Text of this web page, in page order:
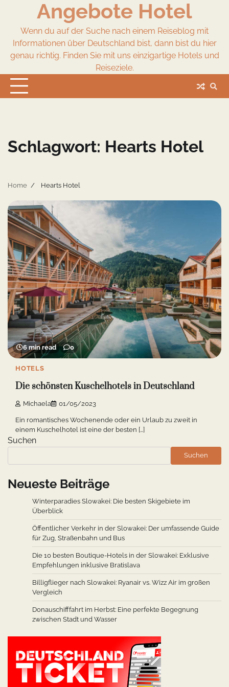
content
Angebote Hotel
Wenn du auf der Suche nach einem Reiseblog mit
Informationen über Deutschland bist, dann bist du hier
genau richtig. Finden Sie mit uns einzigartige Hotels und
Reiseziele.
Schlagwort: Hearts Hotel
Home Hearts Hotel
6 min read 0
HOTELS
Die schönsten Kuschelhotels in Deutschland
Michaela 01/05/2023
Ein romantisches Wochenende oder ein Urlaub zu zweit in
einem Kuschelhotel ist eine der besten […]
Suchen
Suchen
Neueste Beiträge
Winterparadies Slowakei: Die besten Skigebiete im
Überblick
Öffentlicher Verkehr in der Slowakei: Der umfassende Guide
für Zug, Straßenbahn und Bus
Die 10 besten Boutique-Hotels in der Slowakei: Exklusive
Empfehlungen inklusive Bratislava
Billigflieger nach Slowakei: Ryanair vs. Wizz Air im großen
Vergleich
Donauschifffahrt im Herbst: Eine perfekte Begegnung
zwischen Stadt und Wasser